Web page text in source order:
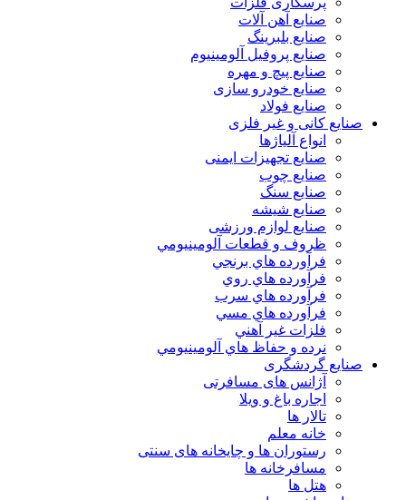
صنایع آهن آلات
صنایع بلبرینگ
صنایع پروفیل آلومینیوم
صنایع پیچ و مهره
صنایع خودرو سازی
صنایع فولاد
صنایع کانی و غیر فلزی
انواع آلياژها
صنایع تجهیزات ایمنی
صنایع چوب
صنایع سنگ
صنایع شیشه
صنایع لوازم ورزشی
ظروف و قطعات آلومينيومي
فرآورده هاي برنجي
فرآورده هاي روي
فرآورده هاي سرب
فرآورده هاي مسي
فلزات غير آهني
نرده و حفاظ هاي آلومينيومي
صنایع گردشگری
آژانس های مسافرتی
اجاره باغ و ویلا
تالار ها
خانه معلم
رستوران ها و چایخانه های سنتی
مسافرخانه ها
هتل ها